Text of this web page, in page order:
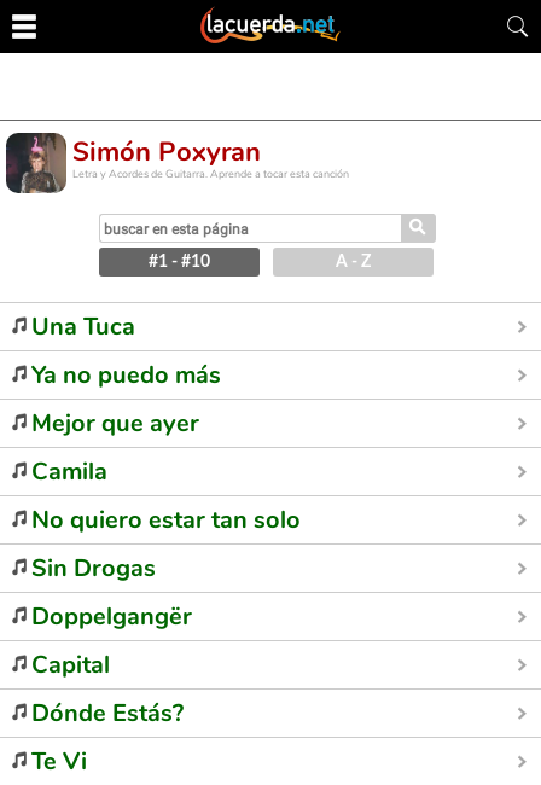
Simón Poxyran
Letra y Acordes de Guitarra. Aprende a tocar esta canción
⚲
#1 - #10 A - Z
Una Tuca
Ya no puedo más
Mejor que ayer
Camila
No quiero estar tan solo
Sin Drogas
Doppelgangër
Capital
Dónde Estás?
Te Vi